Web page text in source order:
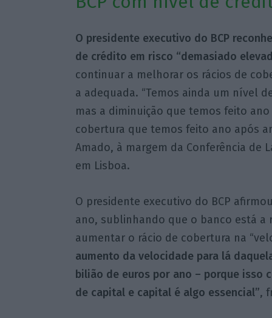
O presidente executivo do BCP
de crédito em risco “demasiado
continuar a melhorar os rácios de
a adequada. “Temos ainda um nível
mas a diminuição que temos feito
cobertura que temos feito ano após
Amado, à margem da Conferência de
em Lisboa.
O presidente executivo do BCP
ano, sublinhando que o banco está a
aumentar o rácio de cobertura na
aumento da velocidade para lá
bilião de euros por ano – porque isso
de capital e capital é algo essencial”,